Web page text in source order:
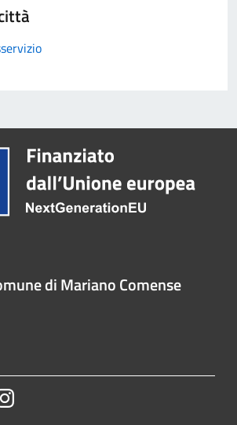
di Mariano Comense
Instagram